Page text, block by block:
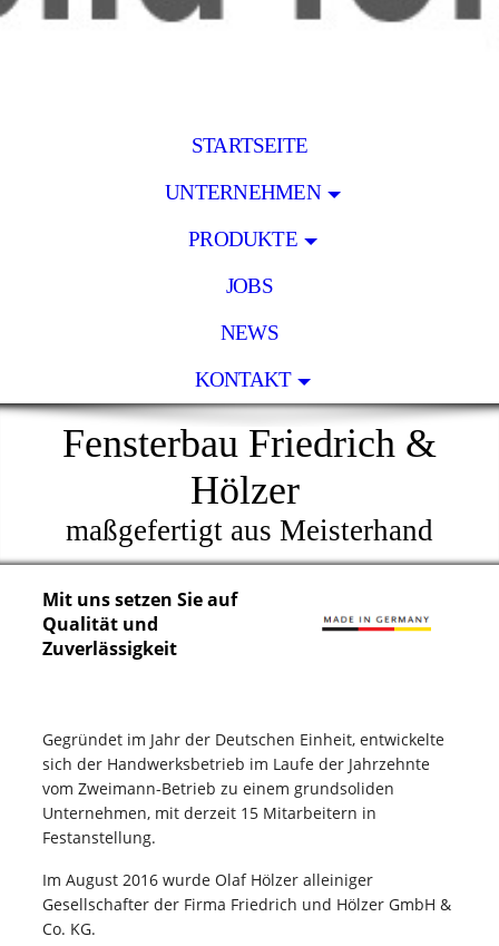
STARTSEITE
UNTERNEHMEN
PRODUKTE
JOBS
NEWS
KONTAKT
Fensterbau Friedrich &
Hölzer
maßgefertigt aus Meisterhand
Mit uns setzen Sie auf
Qualität und
Zuverlässigkeit
Gegründet im Jahr der Deutschen Einheit, entwickelte
sich der Handwerksbetrieb im Laufe der Jahrzehnte
vom Zweimann-Betrieb zu einem grundsoliden
Unternehmen, mit derzeit 15 Mitarbeitern in
Festanstellung.
Im August 2016 wurde Olaf Hölzer alleiniger
Gesellschafter der Firma Friedrich und Hölzer GmbH &
Co. KG.